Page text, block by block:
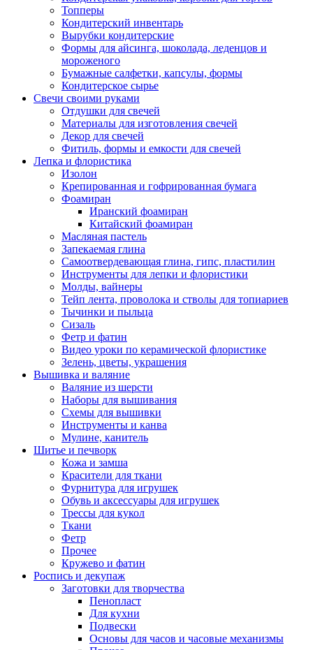
Топперы
Кондитерский инвентарь
Вырубки кондитерские
Формы для айсинга, шоколада, леденцов и
мороженого
Бумажные салфетки, капсулы, формы
Кондитерское сырье
Свечи своими руками
Отдушки для свечей
Материалы для изготовления свечей
Декор для свечей
Фитиль, формы и емкости для свечей
Лепка и флористика
Изолон
Крепированная и гофрированная бумага
Фоамиран
Иранский фоамиран
Китайский фоамиран
Масляная пастель
Запекаемая глина
Самоотвердевающая глина, гипс, пластилин
Инструменты для лепки и флористики
Молды, вайнеры
Тейп лента, проволока и стволы для топиариев
Тычинки и пыльца
Сизаль
Фетр и фатин
Видео уроки по керамической флористике
Зелень, цветы, украшения
Вышивка и валяние
Валяние из шерсти
Наборы для вышивания
Схемы для вышивки
Инструменты и канва
Мулине, канитель
Шитье и печворк
Кожа и замша
Красители для ткани
Фурнитура для игрушек
Обувь и аксессуары для игрушек
Трессы для кукол
Ткани
Фетр
Прочее
Кружево и фатин
Роспись и декупаж
Заготовки для творчества
Пенопласт
Для кухни
Подвески
Основы для часов и часовые механизмы